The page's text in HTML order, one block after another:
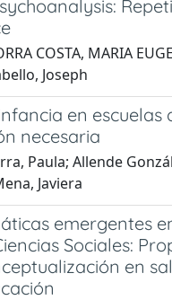
COSTA, MARIA
Joseph
en escuelas
necesaria
Paula; Allende
Javiera
emergentes
Sociales:
en